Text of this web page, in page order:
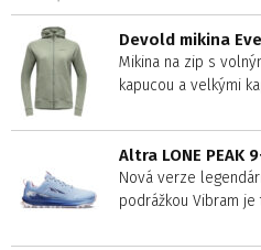
Devold mikina
Mikina na zip s
kapucou a velkými
Altra LONE PEAK
Nová verze
podrážkou Vibram je